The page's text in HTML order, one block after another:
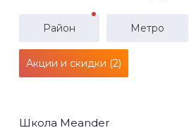
Район Метро
Акции и скидки (2)
Школа Meander